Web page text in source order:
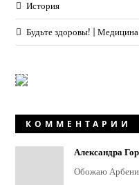
История
Будьте здоровы! |
КОММЕНТАРИИ
Александра
Обожаю